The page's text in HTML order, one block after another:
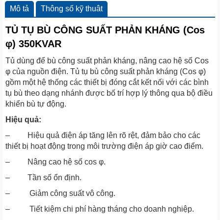
Mô tả Thông số kỹ thuât
TỦ TỤ BÙ CÔNG SUẤT PHẢN KHÁNG (Cos
φ) 350KVAR
Tủ dùng để bù công suất phản kháng, nâng cao hệ số Cos
φ của nguồn điện. Tủ tụ bù công suất phản kháng (Cos φ)
gồm một hệ thống các thiết bị đóng cắt kết nối với các bình
tụ bù theo dạng nhánh được bố trí hợp lý thông qua bộ điều
khiển bù tự động.
Hiệu quả:
– Hiệu quả điện áp tăng lên rõ rệt, đảm bảo cho các
thiết bị hoạt động trong môi trường điện áp giờ cao điểm.
– Nâng cao hệ số cos φ.
– Tần số ổn định.
– Giảm công suất vô công.
– Tiết kiệm chi phí hàng tháng cho doanh nghiệp.